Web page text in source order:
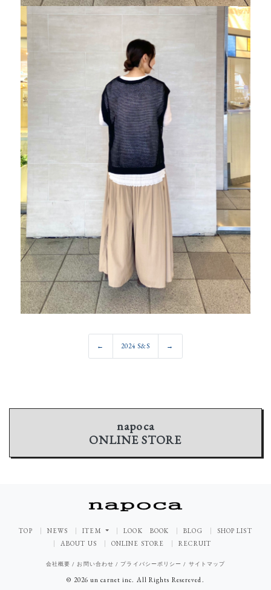
← 2024 S&S →
napoca
ONLINE STORE
TOP NEWS ITEM LOOK BOOK BLOG
SHOP LIST
ABOUT US
ONLINE STORE RECRUIT
会社概要 /お問い合わせ / プライバシーポリシー / サイトマップ
© 2026 un carnet inc. All Rights Resereved.